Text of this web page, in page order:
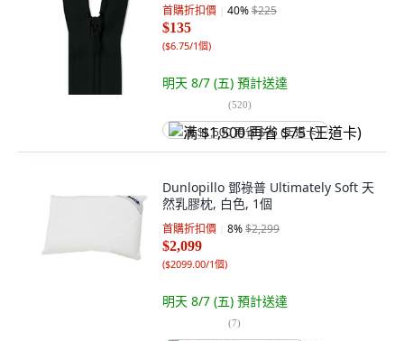
首購折扣價 40%$225
$135
($6.75/1個)
明天 8/7 (五) 預計送達
(520)
满 $1,500 再省 $75 (王道卡)
Dunlopillo 鄧祿普 Ultimately Soft 天
然乳膠枕, 白色, 1個
首購折扣價 8%$2,299
$2,099
($2099.00/1個)
明天 8/7 (五) 預計送達
(7)